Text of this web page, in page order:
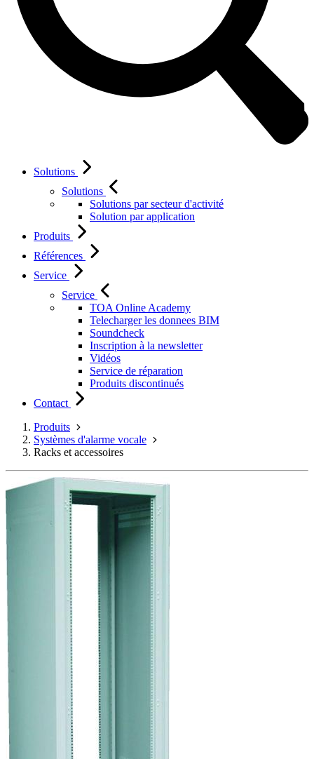
Solutions
Solutions
Solutions par secteur d'activité
Solution par application
Produits
Références
Service
Service
TOA Online Academy
Telecharger les donnees BIM
Soundcheck
Inscription à la newsletter
Vidéos
Service de réparation
Produits discontinués
Contact
Produits
Systèmes d'alarme vocale
Racks et accessoires